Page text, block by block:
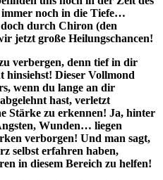
immer noch in die Tiefe…
durch Chiron (den
jetzt große Heilungschancen!
verbergen, denn tief in dir
hinsiehst! Dieser Vollmond
wenn du lange an dir
hast, verletzt
Stärke zu erkennen! Ja, hinter
Wunden… liegen
verborgen! Und man sagt,
selbst erfahren haben,
in diesem Bereich zu helfen!